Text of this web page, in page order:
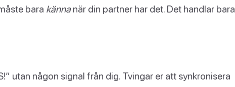
bara kännanär din partner har det. Det handlar bara
utan någon signal från dig. Tvingar er att synkronisera